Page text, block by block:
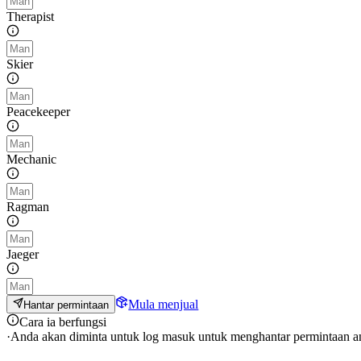
Therapist
Skier
Peacekeeper
Mechanic
Ragman
Jaeger
Hantar permintaan
Mula menjual
Cara ia berfungsi
·Anda akan diminta untuk log masuk untuk menghantar permintaan